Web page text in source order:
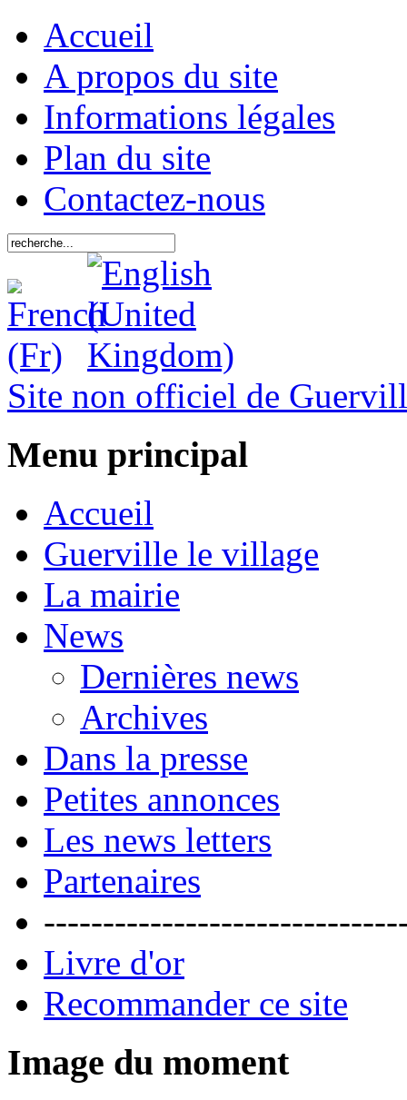
Accueil
A propos du site
Informations légales
Plan du site
Contactez-nous
Site non officiel de
Menu principal
Accueil
Guerville le village
La mairie
News
Dernières news
Archives
Dans la presse
Petites annonces
Les news letters
Partenaires
Livre d'or
Recommander ce site
Image du moment